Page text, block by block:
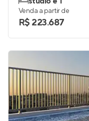
Venda a partir de
R$ 223.687